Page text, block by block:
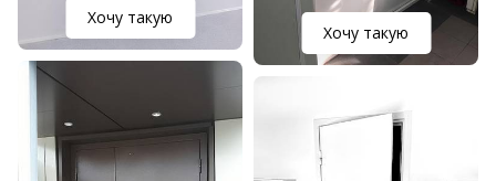
Хочу такую
Хочу такую